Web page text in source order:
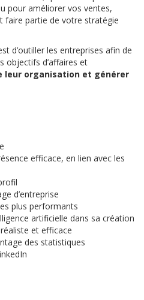
pour améliorer vos ventes,
faire partie de votre stratégie
d’outiller les entreprises afin de
objectifs d’affaires et
leur organisation et générer
efficace, en lien avec les
d’entreprise
plus performants
artificielle dans sa création
et efficace
des statistiques